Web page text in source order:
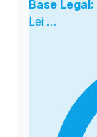
Base Legal:
Lei …